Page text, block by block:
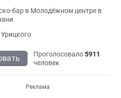
бар в Молодёжном центре в
Проголосовало5911
человек
Реклама